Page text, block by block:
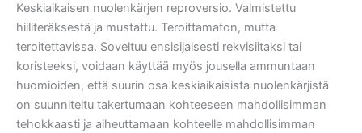
Keskiaikaisen nuolenkärjen reproversio. Valmistettu
hiiliteräksestä ja mustattu. Teroittamaton, mutta
teroitettavissa. Soveltuu ensisijaisesti rekvisiitaksi tai
koristeeksi, voidaan käyttää myös jousella ammuntaan
huomioiden, että suurin osa keskiaikaisista nuolenkärjistä
on suunniteltu takertumaan kohteeseen mahdollisimman
tehokkaasti ja aiheuttamaan kohteelle mahdollisimman